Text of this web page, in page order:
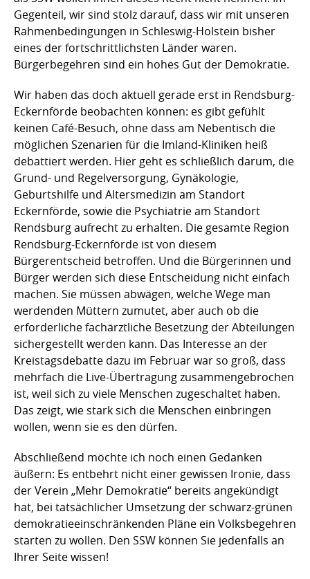
Gegenteil, wir sind stolz darauf, dass wir mit unseren
Rahmenbedingungen in Schleswig-Holstein bisher
eines der fortschrittlichsten Länder waren.
Bürgerbegehren sind ein hohes Gut der Demokratie.
Wir haben das doch aktuell gerade erst in Rendsburg-
Eckernförde beobachten können: es gibt gefühlt
keinen Café-Besuch, ohne dass am Nebentisch die
möglichen Szenarien für die Imland-Kliniken heiß
debattiert werden. Hier geht es schließlich darum, die
Grund- und Regelversorgung, Gynäkologie,
Geburtshilfe und Altersmedizin am Standort
Eckernförde, sowie die Psychiatrie am Standort
Rendsburg aufrecht zu erhalten. Die gesamte Region
Rendsburg-Eckernförde ist von diesem
Bürgerentscheid betroffen. Und die Bürgerinnen und
Bürger werden sich diese Entscheidung nicht einfach
machen. Sie müssen abwägen, welche Wege man
werdenden Müttern zumutet, aber auch ob die
erforderliche fachärztliche Besetzung der Abteilungen
sichergestellt werden kann. Das Interesse an der
Kreistagsdebatte dazu im Februar war so groß, dass
mehrfach die Live-Übertragung zusammengebrochen
ist, weil sich zu viele Menschen zugeschaltet haben.
Das zeigt, wie stark sich die Menschen einbringen
wollen, wenn sie es den dürfen.
Abschließend möchte ich noch einen Gedanken
äußern: Es entbehrt nicht einer gewissen Ironie, dass
der Verein „Mehr Demokratie“ bereits angekündigt
hat, bei tatsächlicher Umsetzung der schwarz-grünen
demokratieeinschränkenden Pläne ein Volksbegehren
starten zu wollen. Den SSW können Sie jedenfalls an
Ihrer Seite wissen!